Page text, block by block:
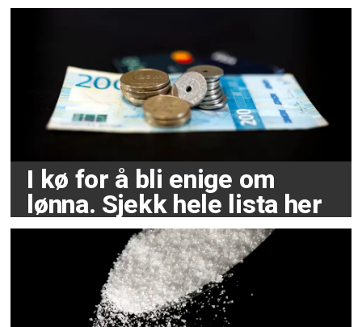
I kø for å bli enige om
lønna. Sjekk hele lista her